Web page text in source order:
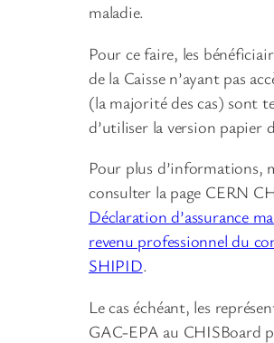
maladie.
Pour ce faire, les
de la Caisse n’ayant pas
(la majorité des cas) sont
d’utiliser la version papier
Pour plus d’informations,
consulter la page CERN
Déclaration d’assurance
revenu professionnel du
SHIPID.
Le cas échéant, les
GAC-EPA au CHISBoard